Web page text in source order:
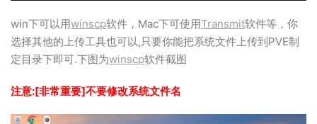
win下可以用winscp软件，Mac下可使用Transmit软件等，你
选择其他的上传工具也可以,只要你能把系统文件上传到PVE制
定目录下即可.下图为winscp软件截图
注意:[非常重要]不要修改系统文件名